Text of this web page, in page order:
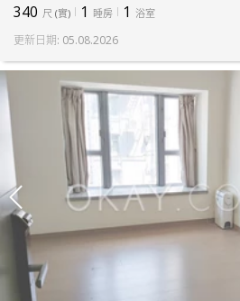
340 尺 (實) 1 睡房 1 浴室
更新日期: 05.08.2026